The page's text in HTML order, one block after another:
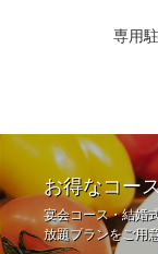
専用
お得なコー
宴会コース・結婚
放題プランをご用